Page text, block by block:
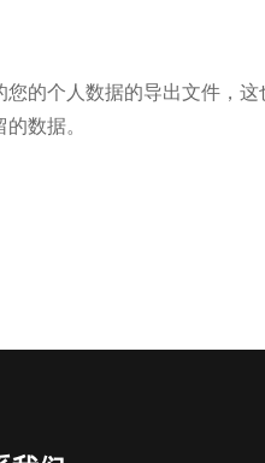
的个人数据的导出文件，
数据。